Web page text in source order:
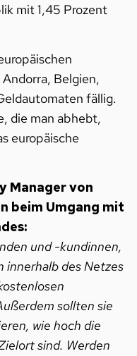
mit 1,45 Prozent
Belgien,
fällig.
die man abhebt,
europäische
Manager von
beim Umgang mit
und -kundinnen,
innerhalb des Netzes
sollten sie
wie hoch die
sind. Werden